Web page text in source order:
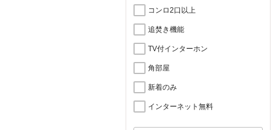
コンロ2口以上
追焚き機能
TV付インターホン
角部屋
新着のみ
インターネット無料